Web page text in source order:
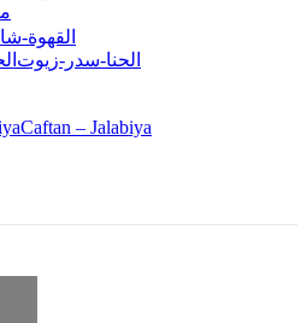
القهوة-
الحنا-سدر-زيوت
Caftan – Jalabiya